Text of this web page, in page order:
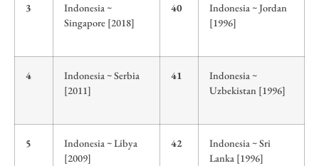
3
Indonesia ~
Singapore [2018]
40
Indonesia ~ Jordan
[1996]
4
Indonesia ~ Serbia
[2011]
41
Indonesia ~
Uzbekistan [1996]
5
Indonesia ~ Libya
[2009]
42
Indonesia ~ Sri
Lanka [1996]